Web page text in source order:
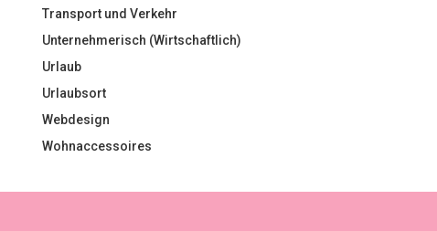
Transport und Verkehr
Unternehmerisch (Wirtschaftlich)
Urlaub
Urlaubsort
Webdesign
Wohnaccessoires